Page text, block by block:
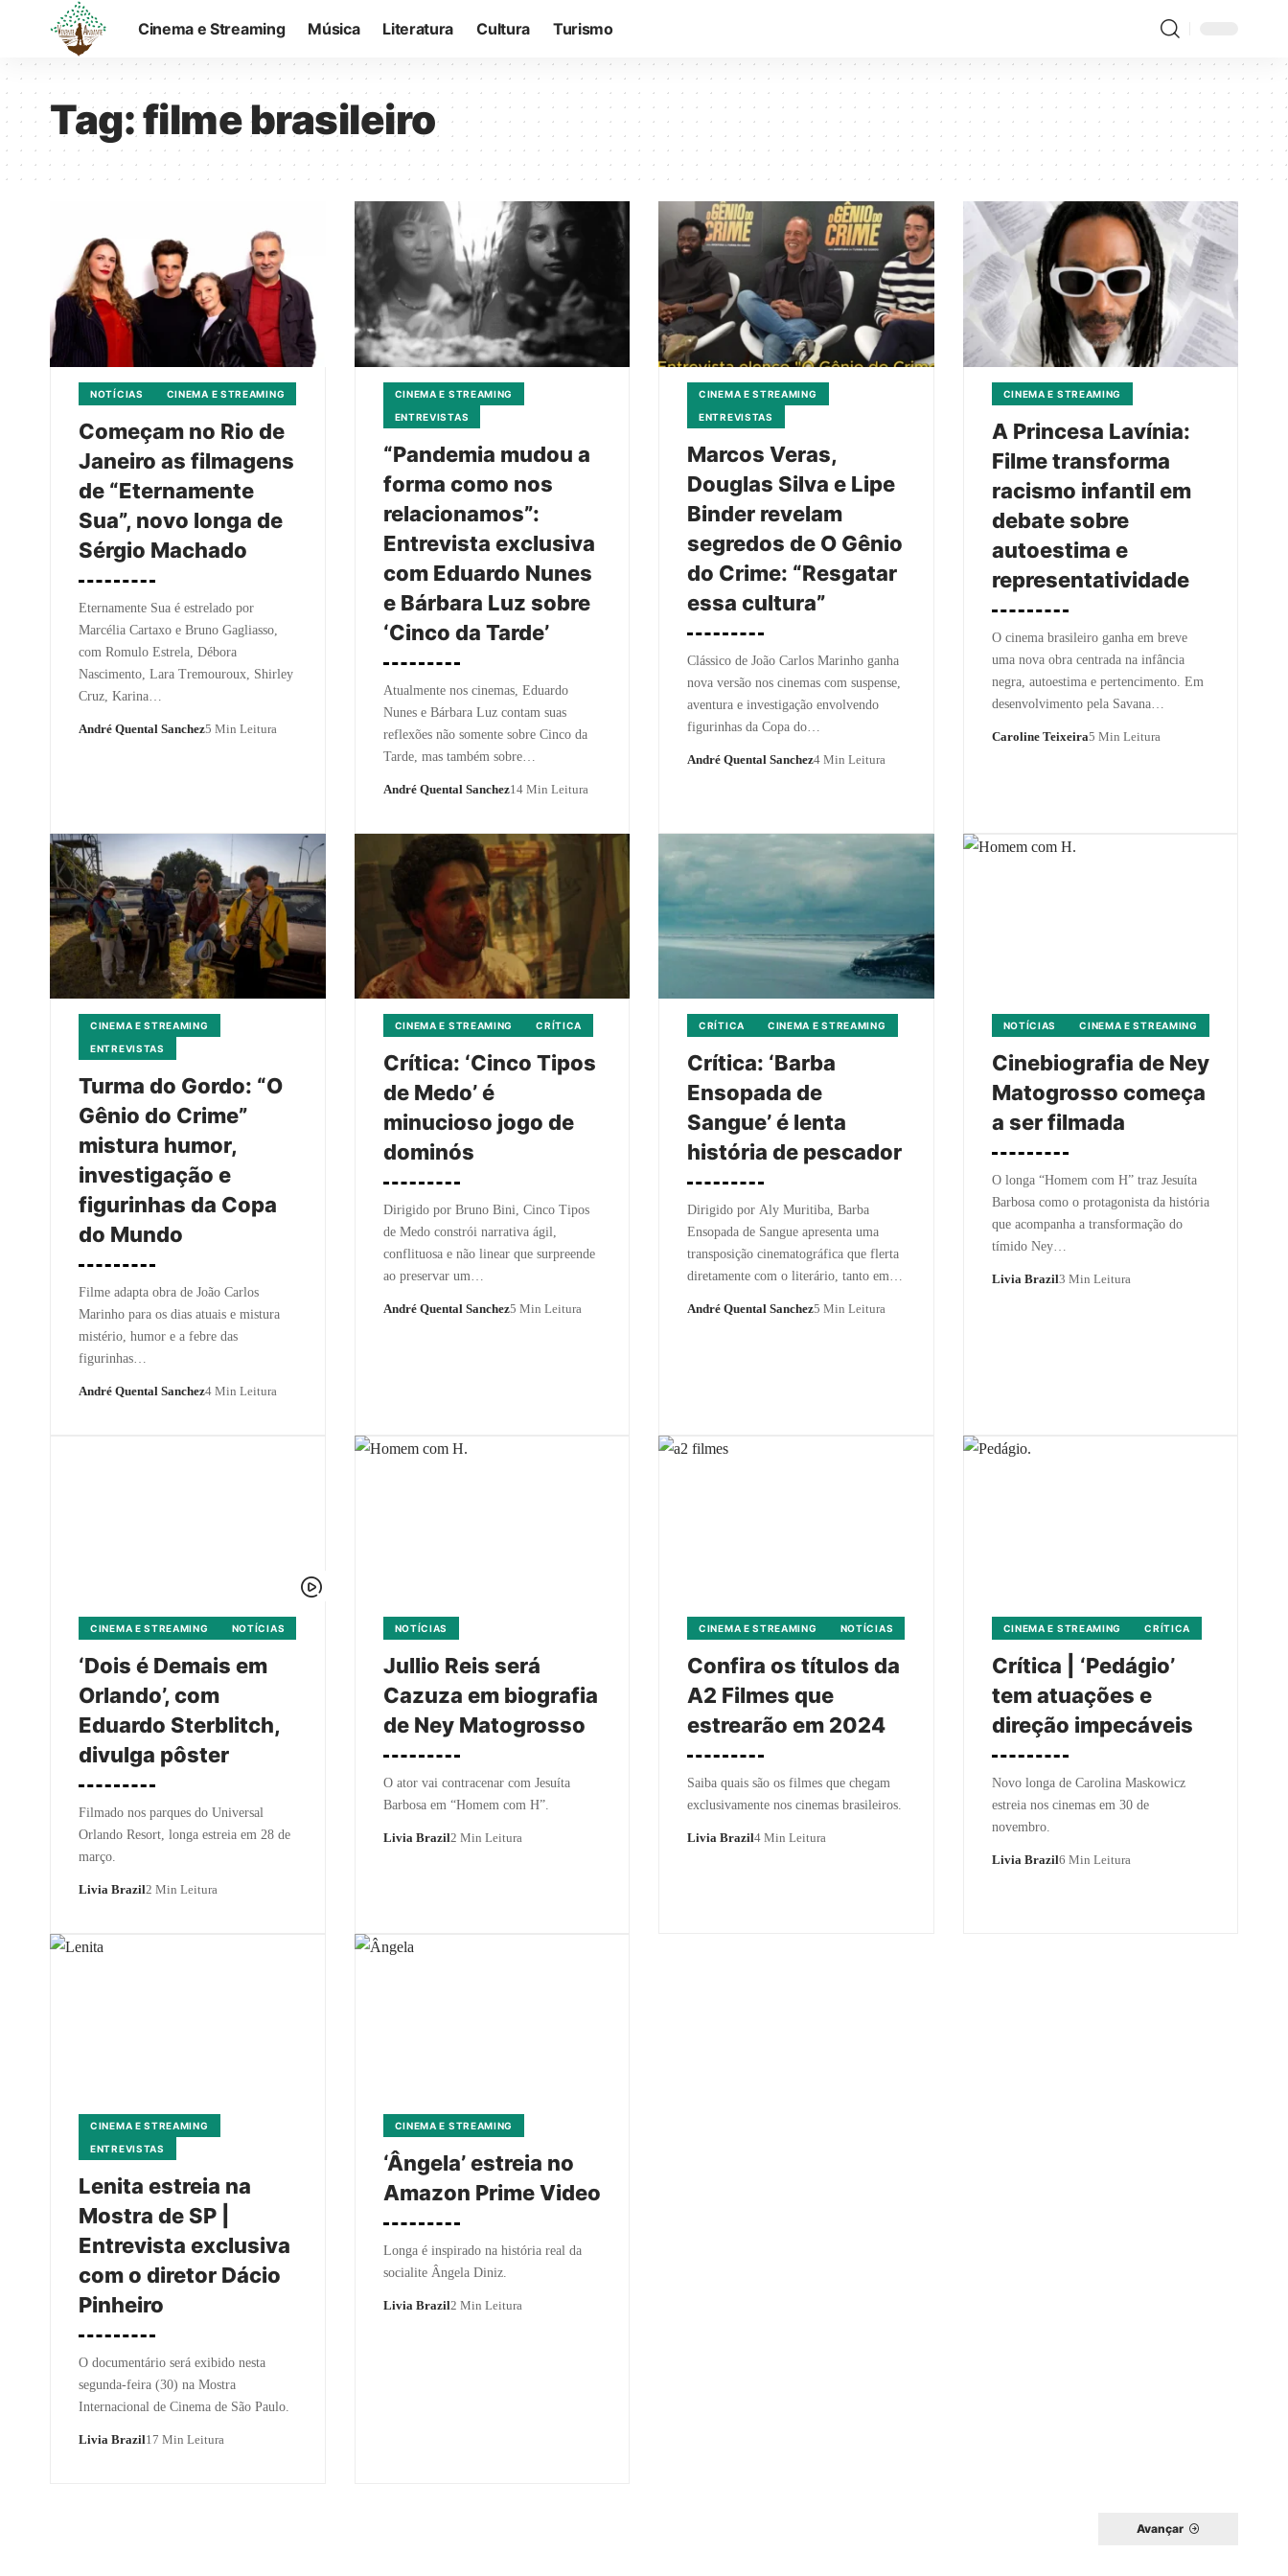
Cinema e Streaming Música Literatura Cultura Turismo
Tag:filme brasileiro
NOTÍCIAS CINEMA E STREAMING
Começam no Rio de
Janeiro as filmagens
de “Eternamente
Sua”, novo longa de
Sérgio Machado
Eternamente Sua é estrelado por
Marcélia Cartaxo e Bruno Gagliasso,
com Romulo Estrela, Débora
Nascimento, Lara Tremouroux, Shirley
Cruz, Karina…
André Quental Sanchez5 Min Leitura
CINEMA E STREAMING
ENTREVISTAS
“Pandemia mudou a
forma como nos
relacionamos”:
Entrevista exclusiva
com Eduardo Nunes
e Bárbara Luz sobre
‘Cinco da Tarde’
Atualmente nos cinemas, Eduardo
Nunes e Bárbara Luz contam suas
reflexões não somente sobre Cinco da
Tarde, mas também sobre…
André Quental Sanchez14 Min Leitura
CINEMA E STREAMING
ENTREVISTAS
Marcos Veras,
Douglas Silva e Lipe
Binder revelam
segredos de O Gênio
do Crime: “Resgatar
essa cultura”
Clássico de João Carlos Marinho ganha
nova versão nos cinemas com suspense,
aventura e investigação envolvendo
figurinhas da Copa do…
André Quental Sanchez4 Min Leitura
CINEMA E STREAMING
A Princesa Lavínia:
Filme transforma
racismo infantil em
debate sobre
autoestima e
representatividade
O cinema brasileiro ganha em breve
uma nova obra centrada na infância
negra, autoestima e pertencimento. Em
desenvolvimento pela Savana…
Caroline Teixeira5 Min Leitura
CINEMA E STREAMING
ENTREVISTAS
Turma do Gordo: “O
Gênio do Crime”
mistura humor,
investigação e
figurinhas da Copa
do Mundo
Filme adapta obra de João Carlos
Marinho para os dias atuais e mistura
mistério, humor e a febre das
figurinhas…
André Quental Sanchez4 Min Leitura
CINEMA E STREAMING CRÍTICA
Crítica: ‘Cinco Tipos
de Medo’ é
minucioso jogo de
dominós
Dirigido por Bruno Bini, Cinco Tipos
de Medo constrói narrativa ágil,
conflituosa e não linear que surpreende
ao preservar um…
André Quental Sanchez5 Min Leitura
CRÍTICA CINEMA E STREAMING
Crítica: ‘Barba
Ensopada de
Sangue’ é lenta
história de pescador
Dirigido por Aly Muritiba, Barba
Ensopada de Sangue apresenta uma
transposição cinematográfica que flerta
diretamente com o literário, tanto em…
André Quental Sanchez5 Min Leitura
NOTÍCIAS CINEMA E STREAMING
Cinebiografia de Ney
Matogrosso começa
a ser filmada
O longa “Homem com H” traz Jesuíta
Barbosa como o protagonista da história
que acompanha a transformação do
tímido Ney…
Livia Brazil3 Min Leitura
CINEMA E STREAMING NOTÍCIAS
‘Dois é Demais em
Orlando’, com
Eduardo Sterblitch,
divulga pôster
Filmado nos parques do Universal
Orlando Resort, longa estreia em 28 de
março.
Livia Brazil2 Min Leitura
NOTÍCIAS
Jullio Reis será
Cazuza em biografia
de Ney Matogrosso
O ator vai contracenar com Jesuíta
Barbosa em “Homem com H”.
Livia Brazil2 Min Leitura
CINEMA E STREAMING NOTÍCIAS
Confira os títulos da
A2 Filmes que
estrearão em 2024
Saiba quais são os filmes que chegam
exclusivamente nos cinemas brasileiros.
Livia Brazil4 Min Leitura
CINEMA E STREAMING CRÍTICA
Crítica | ‘Pedágio’
tem atuações e
direção impecáveis
Novo longa de Carolina Maskowicz
estreia nos cinemas em 30 de
novembro.
Livia Brazil6 Min Leitura
CINEMA E STREAMING
ENTREVISTAS
Lenita estreia na
Mostra de SP |
Entrevista exclusiva
com o diretor Dácio
Pinheiro
O documentário será exibido nesta
segunda-feira (30) na Mostra
Internacional de Cinema de São Paulo.
Livia Brazil17 Min Leitura
CINEMA E STREAMING
‘Ângela’ estreia no
Amazon Prime Video
Longa é inspirado na história real da
socialite Ângela Diniz.
Livia Brazil2 Min Leitura
Avançar